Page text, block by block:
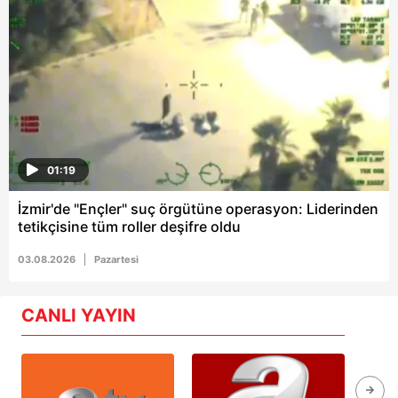
01:19
İzmir'de "Ençler" suç örgütüne operasyon: Liderinden
tetikçisine tüm roller deşifre oldu
03.08.2026 Pazartesi
CANLI YAYIN